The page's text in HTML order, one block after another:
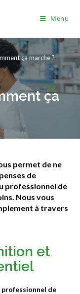
Menu
ça marche ?
ça
permet de ne
de
professionnel de
. Nous vous
à travers
et
professionnel de